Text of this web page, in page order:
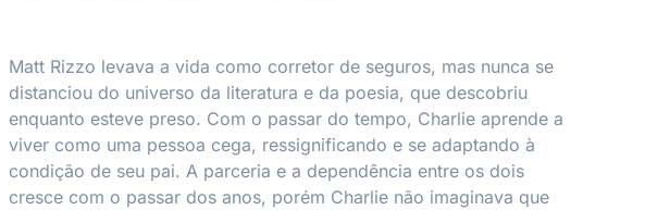
Matt Rizzo levava a vida como corretor de seguros, mas nunca se
distanciou do universo da literatura e da poesia, que descobriu
enquanto esteve preso. Com o passar do tempo, Charlie aprende a
viver como uma pessoa cega, ressignificando e se adaptando à
condição de seu pai. A parceria e a dependência entre os dois
cresce com o passar dos anos, porém Charlie não imaginava que